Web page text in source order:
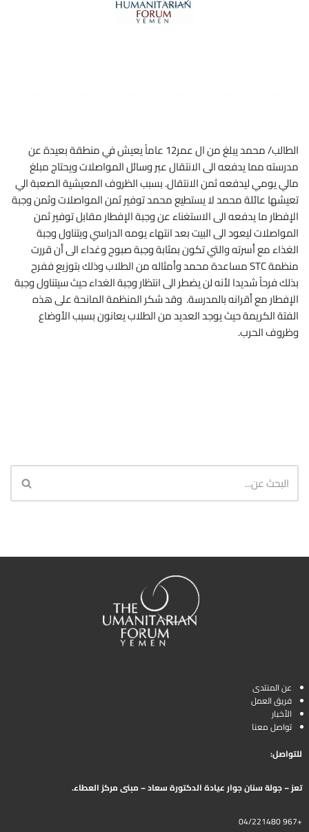
الطالب/ محمد يبلغ من ال عمر12 عاماً يعيش في منطقة بعيدة عن
مدرسته مما يدفعه الى الانتقال عبر وسائل المواصلات ويحتاج مبلغ
مالي يومي ليدفعه ثمن الانتقال. بسبب الظروف المعيشية الصعبة الي
تعيشها عائلة محمد لا يستطيع محمد توفير ثمن المواصلات وثمن وجبة
الإفطار ما يدفعه الى الاستغناء عن وجبة الإفطار مقابل توفير ثمن
المواصلات ليعود الى البيت بعد انتهاء يومه الدراسي ويتناول وجبة
الغذاء مع أسرته والتي تكون بمثابة وجبة صبوح وغداء الى أن قررت
منظمة STC مساعدة محمد وأمثاله من الطلاب وذلك بتوزيع ففرح
بذلك فرحاً شديدا لأنه لن يضطر الى انتظار وجبة الغداء حيث سيتناول وجبة
الإفطار مع أقرانه بالمدرسة. وقد شكر المنظمة المانحة على هذه
الفتة الكريمة حيث يوجد العديد من الطلاب يعانون بسبب الأوضاع
وظروف الحرب.
عن المنتدى
فريق العمل
الأخبار
تواصل معنا
للتواصل:
تعز – جولة سنان جوار عيادة الدكتورة سعاد – مبنى مركز العطاء.
+967 04/221480